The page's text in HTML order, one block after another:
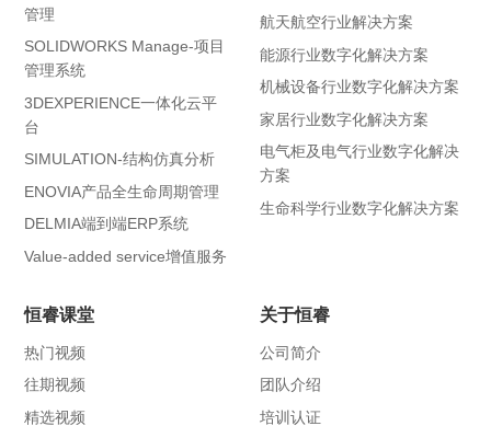
管理
SOLIDWORKS Manage-项目
管理系统
3DEXPERIENCE一体化云平
台
SIMULATION-结构仿真分析
ENOVIA产品全生命周期管理
DELMIA端到端ERP系统
Value-added service增值服务
航天航空行业解决方案
能源行业数字化解决方案
机械设备行业数字化解决方案
家居行业数字化解决方案
电气柜及电气行业数字化解决
方案
生命科学行业数字化解决方案
恒睿课堂
热门视频
往期视频
精选视频
关于恒睿
公司简介
团队介绍
培训认证